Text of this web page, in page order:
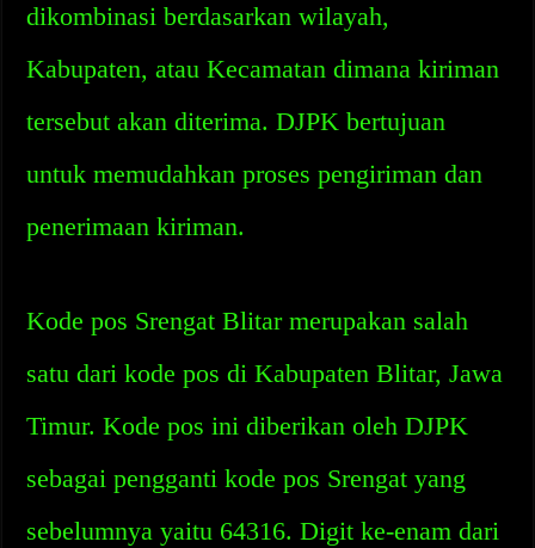
dikombinasi berdasarkan wilayah,
Kabupaten, atau Kecamatan dimana kiriman
tersebut akan diterima. DJPK bertujuan
untuk memudahkan proses pengiriman dan
penerimaan kiriman.
Kode pos Srengat Blitar merupakan salah
satu dari kode pos di Kabupaten Blitar, Jawa
Timur. Kode pos ini diberikan oleh DJPK
sebagai pengganti kode pos Srengat yang
sebelumnya yaitu 64316. Digit ke-enam dari